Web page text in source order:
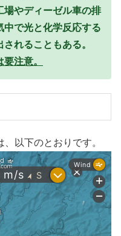
場やディーゼル車の排
中で光と化学反応する
れることもある。
注意。
以下のとおりです。